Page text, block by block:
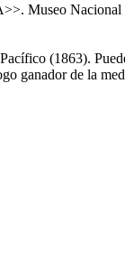
Museo
(1863).
ganador de la